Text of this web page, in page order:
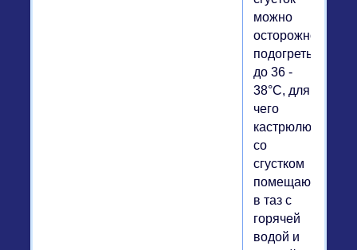
можно
осторожно
подогреть
до 36 -
38°С, для
чего
кастрюлю
со
сгустком
помещают
в таз с
горячей
водой и